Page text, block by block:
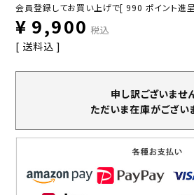
会員登録してお買い上げで[ 990 ポイント進
¥ 9,900 税込
送料込
申し訳ございませ
ただいま在庫がござい